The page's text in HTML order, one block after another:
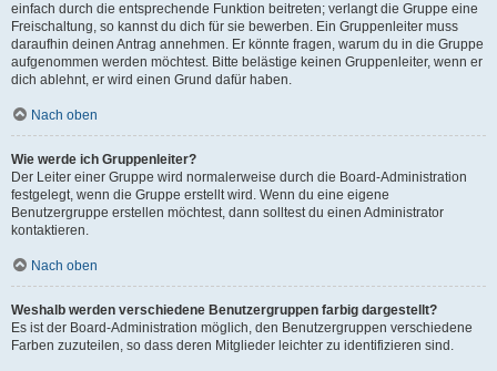
einfach durch die entsprechende Funktion beitreten; verlangt die Gruppe eine
Freischaltung, so kannst du dich für sie bewerben. Ein Gruppenleiter muss
daraufhin deinen Antrag annehmen. Er könnte fragen, warum du in die Gruppe
aufgenommen werden möchtest. Bitte belästige keinen Gruppenleiter, wenn er
dich ablehnt, er wird einen Grund dafür haben.
Nach oben
Wie werde ich Gruppenleiter?
Der Leiter einer Gruppe wird normalerweise durch die Board-Administration
festgelegt, wenn die Gruppe erstellt wird. Wenn du eine eigene
Benutzergruppe erstellen möchtest, dann solltest du einen Administrator
kontaktieren.
Nach oben
Weshalb werden verschiedene Benutzergruppen farbig dargestellt?
Es ist der Board-Administration möglich, den Benutzergruppen verschiedene
Farben zuzuteilen, so dass deren Mitglieder leichter zu identifizieren sind.